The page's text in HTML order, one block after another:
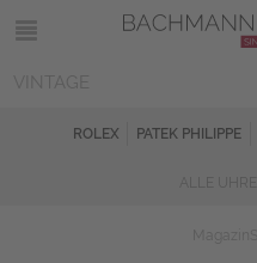
ROLEX PATEK PHILIPPE